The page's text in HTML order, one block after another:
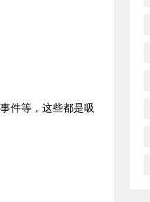
件等，这些都是吸